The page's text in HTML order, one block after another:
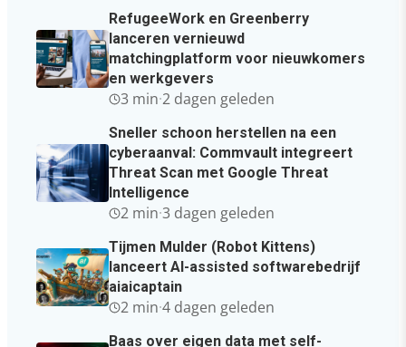
RefugeeWork en Greenberry
lanceren vernieuwd
matchingplatform voor nieuwkomers
en werkgevers
3 min·2 dagen geleden
Sneller schoon herstellen na een
cyberaanval: Commvault integreert
Threat Scan met Google Threat
Intelligence
2 min·3 dagen geleden
Tijmen Mulder (Robot Kittens)
lanceert AI-assisted softwarebedrijf
aiaicaptain
2 min·4 dagen geleden
Baas over eigen data met self-